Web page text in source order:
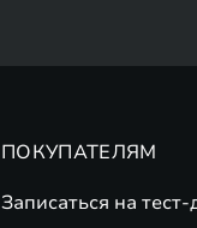
ПОКУПАТЕЛЯМ
Записаться на